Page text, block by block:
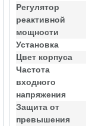
Регулятор
реактивной
мощности
Установка
Цвет корпуса
Частота
входного
напряжения
Защита от
превышения